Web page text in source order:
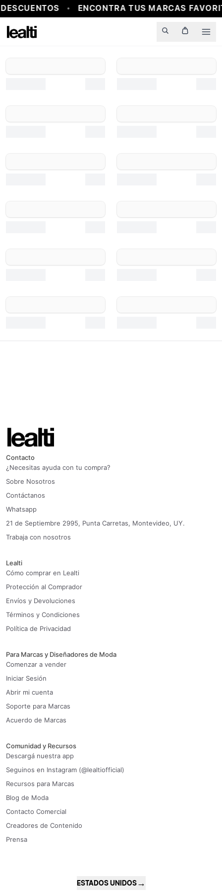
ENCONTRA TUS MARCAS
Contacto
¿Necesitas ayuda con tu compra?
Sobre Nosotros
Contáctanos
Whatsapp
21 de Septiembre 2995, Punta Carretas, Montevideo, UY.
Trabaja con nosotros
Lealti
Cómo comprar en Lealti
Protección al Comprador
Envíos y Devoluciones
Términos y Condiciones
Política de Privacidad
Para Marcas y Diseñadores de Moda
Comenzar a vender
Iniciar Sesión
Abrir mi cuenta
Soporte para Marcas
Acuerdo de Marcas
Comunidad y Recursos
Descargá nuestra app
Seguinos en Instagram (@lealtiofficial)
Recursos para Marcas
Blog de Moda
Contacto Comercial
Creadores de Contenido
Prensa
ESTADOS UNIDOS→